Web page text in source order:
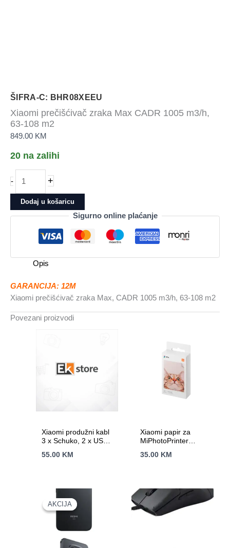
ŠIFRA-C: BHR08XEEU
Xiaomi prečišćivač zraka Max CADR 1005 m3/h,
63-108 m2
849.00 KM
20 na zalihi
-
prečišćivač
zraka
Max
63-
m2
količina
+
Dodaj u košaricu
Sigurno online plaćanje
Opis
GARANCIJA: 12M
Xiaomi prečišćivač zraka Max, CADR 1005 m3/h, 63-108 m2
Povezani proizvodi
Xiaomi produžni kabl
3 x Schuko, 2 x USB-
(15W), dužina 1.4 m
55.00 KM
Xiaomi papir za
MiPhotoPrinter
papir, štampanje bez
35.00 KM
AKCIJA
AKCIJA